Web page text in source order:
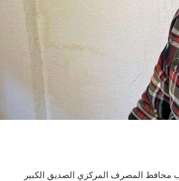
محافظ المصرف المركزي الصديق الكبير